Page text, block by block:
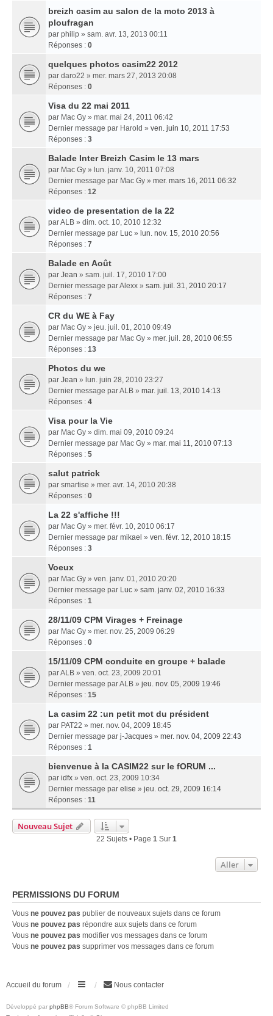
breizh casim au salon de la moto 2013 à
ploufragan
par philip » sam. avr. 13, 2013 00:11
Réponses : 0
quelques photos casim22 2012
par daro22 » mer. mars 27, 2013 20:08
Réponses : 0
Visa du 22 mai 2011
par Mac Gy » mar. mai 24, 2011 06:42
Dernier message par Harold » ven. juin 10, 2011 17:53
Réponses : 3
Balade Inter Breizh Casim le 13 mars
par Mac Gy » lun. janv. 10, 2011 07:08
Dernier message par Mac Gy » mer. mars 16, 2011 06:32
Réponses : 12
video de presentation de la 22
parALB » dim. oct. 10, 2010 12:32
Dernier message par Luc » lun. nov. 15, 2010 20:56
Réponses : 7
Balade en Août
par Jean » sam. juil. 17, 2010 17:00
Dernier message parAlexx » sam. juil. 31, 2010 20:17
Réponses : 7
CR du WE à Fay
par Mac Gy » jeu. juil. 01, 2010 09:49
Dernier message par Mac Gy » mer. juil. 28, 2010 06:55
Réponses : 13
Photos du we
par Jean » lun. juin 28, 2010 23:27
Dernier message parALB » mar. juil. 13, 2010 14:13
Réponses : 4
Visa pour la Vie
par Mac Gy » dim. mai 09, 2010 09:24
Dernier message par Mac Gy » mar. mai 11, 2010 07:13
Réponses : 5
salut patrick
par smartise » mer. avr. 14, 2010 20:38
Réponses : 0
La 22 s'affiche !!!
par Mac Gy » mer. févr. 10, 2010 06:17
Dernier message par mikael » ven. févr. 12, 2010 18:15
Réponses : 3
Voeux
par Mac Gy » ven. janv. 01, 2010 20:20
Dernier message par Luc » sam. janv. 02, 2010 16:33
Réponses : 1
28/11/09 CPM Virages + Freinage
par Mac Gy » mer. nov. 25, 2009 06:29
Réponses : 0
15/11/09 CPM conduite en groupe + balade
parALB » ven. oct. 23, 2009 20:01
Dernier message parALB » jeu. nov. 05, 2009 19:46
Réponses : 15
La casim 22 :un petit mot du président
par PAT22 » mer. nov. 04, 2009 18:45
Dernier message par j-Jacques » mer. nov. 04, 2009 22:43
Réponses : 1
bienvenue à la CASIM22 sur le fORUM ...
par idfx » ven. oct. 23, 2009 10:34
Dernier message par elise » jeu. oct. 29, 2009 16:14
Réponses : 11
Nouveau Sujet
22 Sujets • Page 1 Sur 1
Aller
PERMISSIONS DU FORUM
Vous ne pouvez pas publier de nouveaux sujets dans ce forum
Vous ne pouvez pas répondre aux sujets dans ce forum
Vous ne pouvez pas modifier vos messages dans ce forum
Vous ne pouvez pas supprimer vos messages dans ce forum
Accueil du forum Nous contacter
Développé par phpBB® Forum Software © phpBB Limited